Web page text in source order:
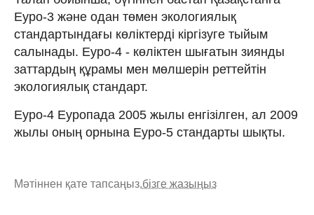
Еуро-3 және одан төмен экологиялық
стандартындағы көліктерді кіргізуге тыйым
салынады. Еуро-4 - көліктен шығатын зиянды
заттардың құрамы мен мөлшерін реттейтін
экологиялық стандарт.
Еуро-4 Еуропада 2005 жылы енгізілген, ал 2009
жылы оның орнына Еуро-5 стандарты шықты.
Мәтіннен қате тапсаңыз,бізге жазыңыз